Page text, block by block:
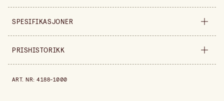
SPESIFIKASJONER
Materiale Polyester
PRISHISTORIKK
ART. NR:4188-1000